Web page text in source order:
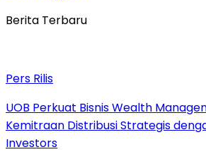
Berita Terbaru
Pers Rilis
UOB Perkuat Bisnis Wealth
Kemitraan Distribusi Strategis
Investors